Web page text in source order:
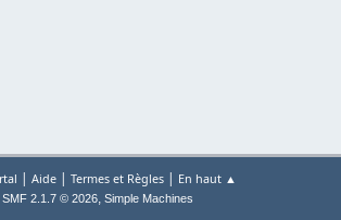
| Aide| Termes et Règles| En haut ▲
SMF 2.1.7 © 2026, Simple Machines